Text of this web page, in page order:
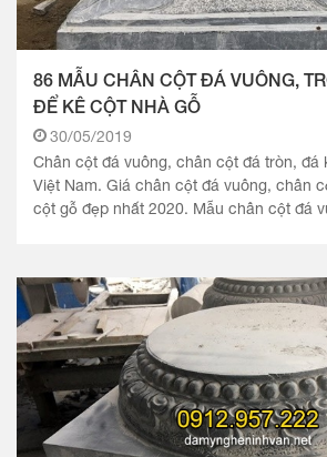
86 MẪU CHÂN CỘT ĐÁ VUÔNG,
ĐỂ KÊ CỘT NHÀ GỖ
30/05/2019
Chân cột đá vuông, chân cột đá tròn, đá
Việt Nam. Giá chân cột đá vuông, chân
cột gỗ đẹp nhất 2020. Mẫu chân cột đá